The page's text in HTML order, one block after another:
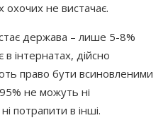
охочих не вистачає.
держава – лише 5-8%
інтернатах, дійсно
право бути всиновленими
не можуть ні
потрапити в інші.